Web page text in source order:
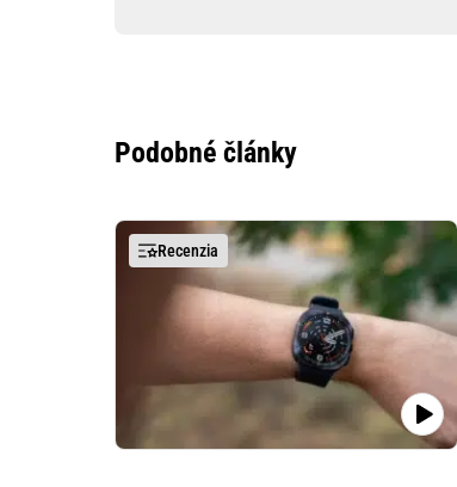
Podobné články
Recenzia